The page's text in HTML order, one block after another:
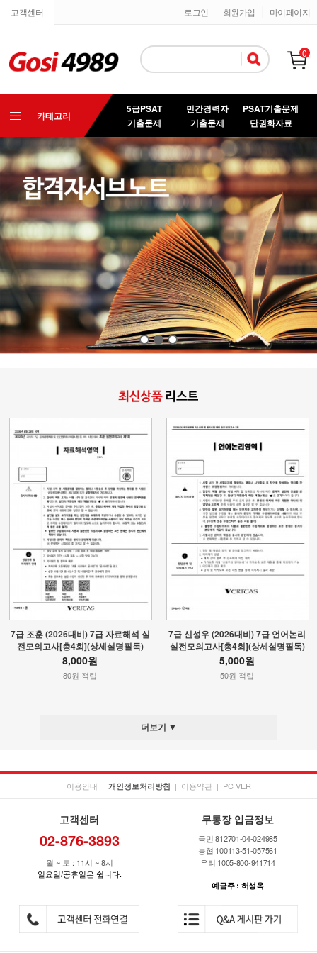
고객센터 마이페이지
회원가입
로그인
0
카테고리
5급PSAT
기출문제
민간경력자
기출문제
PSAT기출문제
단권화자료
7급 조훈 (2026대비) 7급 자료해석 실
전모의고사[총4회](상세설명필독)
8,000원
80원 적립
7급 신성우 (2026대비) 7급 언어논리
실전모의고사[총4회](상세설명필독)
5,000원
50원 적립
더보기 ▼
이용안내 | 개인정보처리방침 | 이용약관 | PC VER
고객센터
02-876-3893
월 ~ 토 : 11시 ~ 8시
일요일/공휴일은 쉽니다.
무통장 입금정보
국민 812701-04-024985
농협 100113-51-057561
우리 1005-800-941714
예금주 : 허성옥